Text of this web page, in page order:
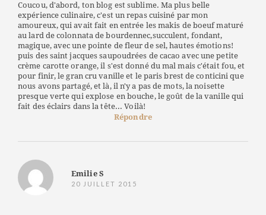
Coucou, d'abord, ton blog est sublime. Ma plus belle
expérience culinaire, c'est un repas cuisiné par mon
amoureux, qui avait fait en entrée les makis de boeuf maturé
au lard de colonnata de bourdennec,succulent, fondant,
magique, avec une pointe de fleur de sel, hautes émotions!
puis des saint jacques saupoudrées de cacao avec une petite
crème carotte orange, il s'est donné du mal mais c'était fou, et
pour finir, le gran cru vanille et le paris brest de conticini que
nous avons partagé, et là, il n'y a pas de mots, la noisette
presque verte qui explose en bouche, le goût de la vanille qui
fait des éclairs dans la tête... Voilà!
Répondre
Emilie S
20 JUILLET 2015